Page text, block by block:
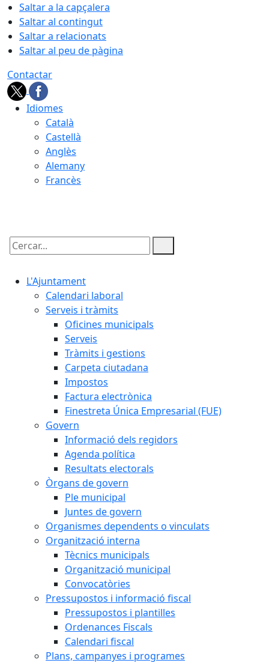
Saltar a la capçalera
Saltar al contingut
Saltar a relacionats
Saltar al peu de pàgina
Contactar
Idiomes
Català
Castellà
Anglès
Alemany
Francès
Cercar:
L'Ajuntament
Calendari laboral
Serveis i tràmits
Oficines municipals
Serveis
Tràmits i gestions
Carpeta ciutadana
Impostos
Factura electrònica
Finestreta Única Empresarial (FUE)
Govern
Informació dels regidors
Agenda política
Resultats electorals
Òrgans de govern
Ple municipal
Juntes de govern
Organismes dependents o vinculats
Organització interna
Tècnics municipals
Organització municipal
Convocatòries
Pressupostos i informació fiscal
Pressupostos i plantilles
Ordenances Fiscals
Calendari fiscal
Plans, campanyes i programes